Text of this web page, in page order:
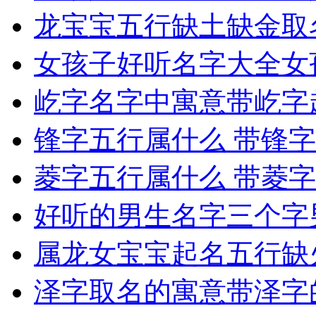
龙宝宝五行缺土缺金取
女孩子好听名字大全女
屹字名字中寓意带屹字
锋字五行属什么 带锋
菱字五行属什么 带菱
好听的男生名字三个字
属龙女宝宝起名五行
泽字取名的寓意带泽